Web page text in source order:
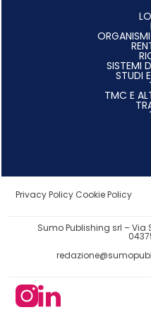
SISTEMI
STUDI
TMC E
Privacy Policy Cookie Policy
Sumo Publishing srl – Via